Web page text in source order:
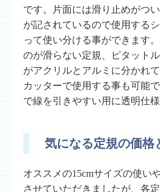
です。片面には滑り止めがつ
が記されているので使用する
って使い分ける事ができます
のが滑らない定規、ピタット
がアクリルとアルミに分かれ
カッターで使用する事も可能
で線を引きやすい用に透明仕
気になる定規の価格
オススメの15cmサイズの使い
させていただきましたが、各